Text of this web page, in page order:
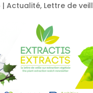
| Actualité, Lettre de